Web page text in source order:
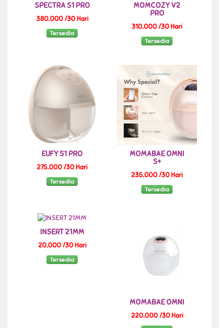
SPECTRA S1 PRO
380,000 /30 Hari
Tersedia
MOMCOZY V2
PRO
310,000 /30 Hari
Tersedia
EUFY S1 PRO
275,000 /30 Hari
Tersedia
MOMABAE OMNI
S+
235,000 /30 Hari
Tersedia
INSERT 21MM
20,000 /30 Hari
Tersedia
MOMABAE OMNI
220,000 /30 Hari